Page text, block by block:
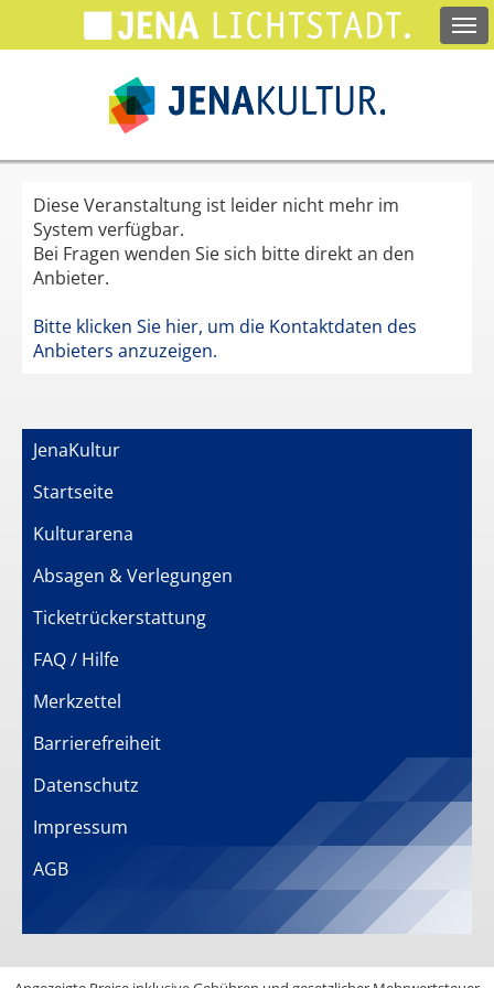
zum
Diese Veranstaltung ist leider nicht mehr im
System verfügbar.
Bei Fragen wenden Sie sich bitte direkt an den
Anbieter.
Bitte klicken Sie hier, um die Kontaktdaten des
Anbieters anzuzeigen.
JenaKultur
Startseite
Kulturarena
Absagen & Verlegungen
Ticketrückerstattung
FAQ / Hilfe
Merkzettel
Barrierefreiheit
Datenschutz
Impressum
AGB